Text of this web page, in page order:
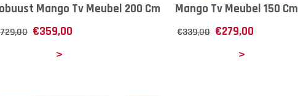
Mango Tv Meubel 200 Cm
729,00 €359,00
Mango Tv Meubel 150 Cm
€339,00 €279,00